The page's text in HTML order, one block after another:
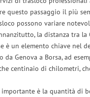
questo passaggio il più
possono variare
la distanza tra la
è un elemento chiave nel
da Genova a Borsa, ad
centinaio di chilometri,
è la quantità di